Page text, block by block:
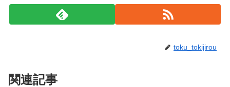
toku_tokijirou
関連記事